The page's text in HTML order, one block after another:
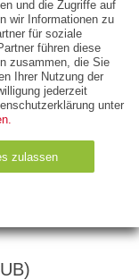
TOOLS,
LEBEN
und die Zugriffe auf
wir Informationen zu
für soziale
führen diese
zusammen, die Sie
Ihrer Nutzung der
jederzeit
unter
zulassen